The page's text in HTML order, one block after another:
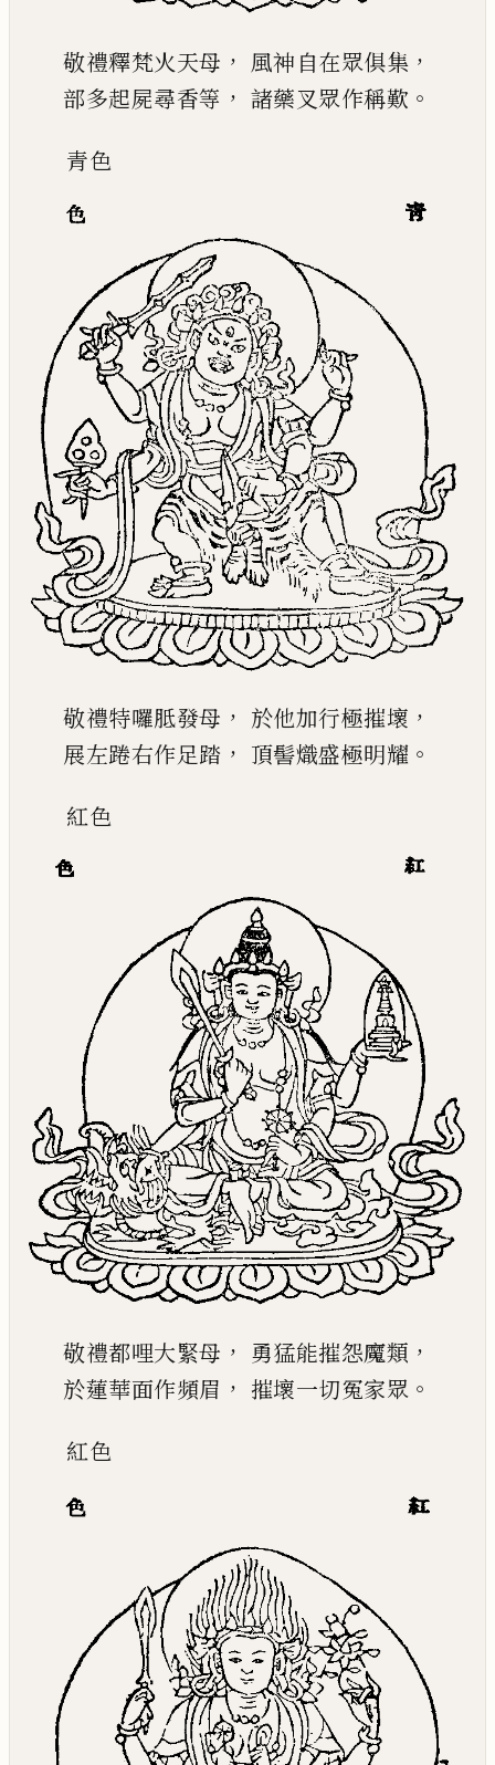
敬禮釋梵火天母 ， 風神自在眾俱集 ，
部多起屍尋香等 ， 諸藥叉眾作稱歎 。
青色
敬禮特囉胝發母 ， 於他加行極摧壞 ，
展左踡右作足踏 ， 頂髻熾盛極明耀 。
紅色
敬禮都哩大緊母 ， 勇猛能摧怨魔類 ，
於蓮華面作頻眉 ， 摧壞一切冤家眾 。
紅色